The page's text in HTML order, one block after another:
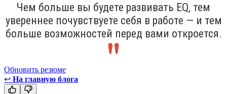
Чем больше вы будете развивать EQ, тем
увереннее почувствуете себя в работе — и тем
больше возможностей перед вами откроется.
Обновить резюме
↩ На главную блога